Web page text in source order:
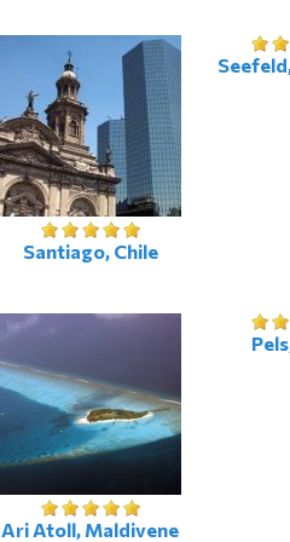
Santiago, Chile
Ari Atoll, Maldivene